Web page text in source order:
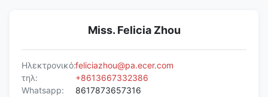
Miss. Felicia Zhou
Ηλεκτρονικό:feliciazhou@pa.ecer.com
τηλ:
+8613667332386
Whatsapp:
8617873657316